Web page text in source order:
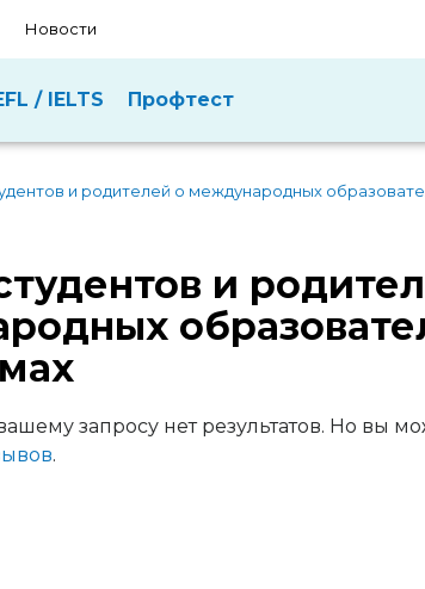
Новости
/ IELTS Профтест
и родителей о международных
и
запросу нет результатов. Но вы
.